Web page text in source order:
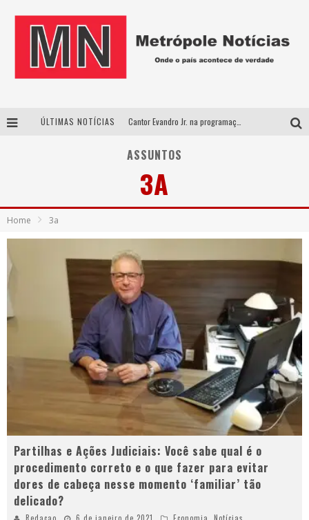
ÚLTIMAS NOTÍCIAS
Perplan Summit 360 traz Romeo Busarello a Uberlândia para debater o futuro dos negócios
ASSUNTOS
3A
Home 3a
Partilhas e Ações Judiciais: Você sabe qual é o
procedimento correto e o que fazer para evitar
dores de cabeça nesse momento ‘familiar’ tão
delicado?